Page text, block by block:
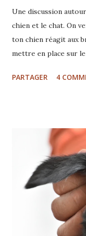
Une discussion
chien et le chat. On
ton chien réagit aux
mettre en place sur
durablement. Au
derrière cette
comportementaliste
animaux de
PARTAGER 4